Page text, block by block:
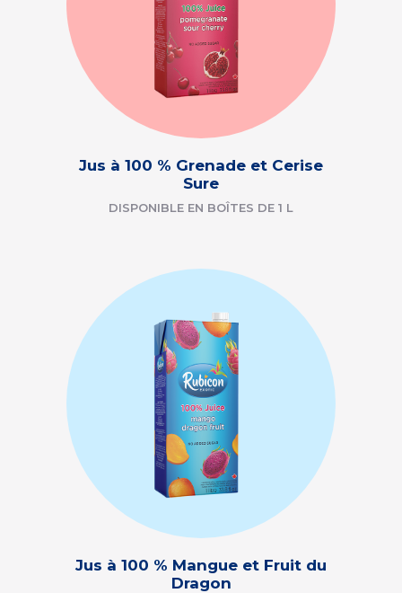
Jus à 100 % Grenade et Cerise
Sure
DISPONIBLE EN BOÎTES DE 1 L
Jus à 100 % Mangue et Fruit du
Dragon